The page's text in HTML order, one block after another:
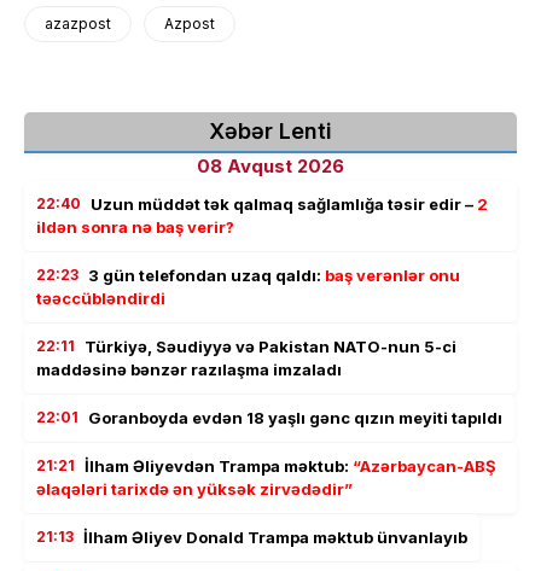
azazpost Azpost
Xəbər Lenti
08 Avqust 2026
22:40 Uzun müddət tək qalmaq sağlamlığa təsir edir – 2
ildən sonra nə baş verir?
22:23 3 gün telefondan uzaq qaldı: baş verənlər onu
təəccübləndirdi
22:11
Türkiyə, Səudiyyə və Pakistan NATO-nun 5-ci
maddəsinə bənzər razılaşma imzaladı
22:01 Goranboyda evdən 18 yaşlı gənc qızın meyiti tapıldı
21:21 İlham Əliyevdən Trampa məktub: “Azərbaycan-ABŞ
əlaqələri tarixdə ən yüksək zirvədədir”
21:13 İlham Əliyev Donald Trampa məktub ünvanlayıb